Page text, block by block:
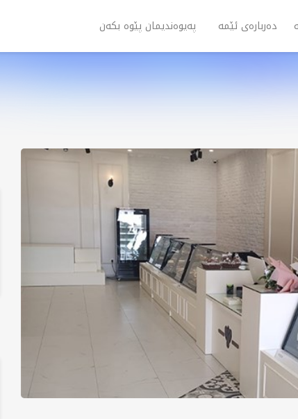
دەربارەی ئێمە پەیوەندیمان پێوە بکەن